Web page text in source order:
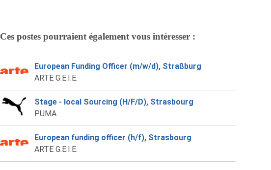
Ces postes pourraient également vous intéresser :
European Funding Officer (m/w/d), Straßburg
ARTE G.E.I.E.
Stage - local Sourcing (H/F/D), Strasbourg
PUMA
European funding officer (h/f), Strasbourg
ARTE G.E.I.E.